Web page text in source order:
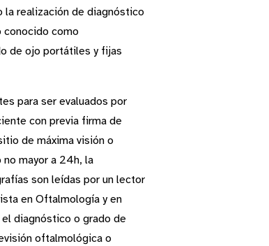
la realización de diagnóstico
conocido como
de ojo portátiles y fijas
para ser evaluados por
con previa firma de
de máxima visión o
mayor a 24h, la
son leídas por un lector
en Oftalmología y en
diagnóstico o grado de
oftalmológica o